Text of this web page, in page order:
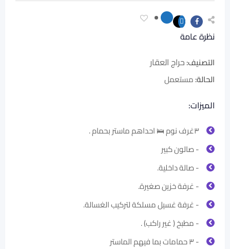
نظرة عامة
التصنيف:حراج العقار
الحالة:مستعمل
الميزات:
٣غرف نوم 🛌 احداهم ماستر بحمام .
- صالون كبير
- ⁠صالة داخلية.
- ⁠غرفة خزين صغيرة.
- ⁠غرفة غسيل مسلكة لتركيب الغسالة.
- ⁠مطبخ ( غير راكب) .
- ⁠٣ حمامات بما فيهم الماستر